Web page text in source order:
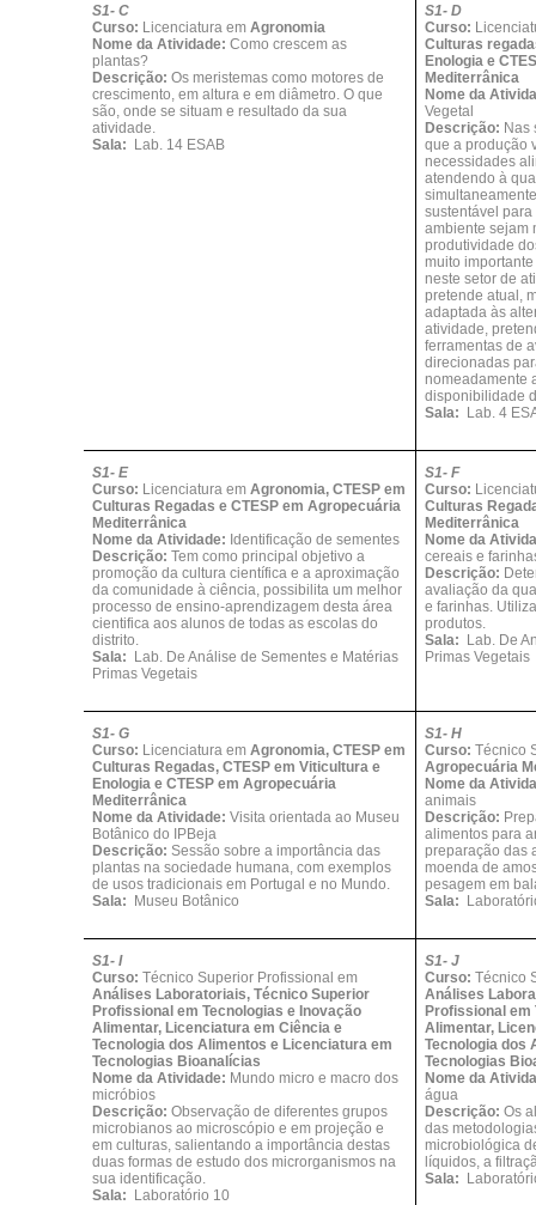
S1- C
Curso: Licenciatura emAgronomia
Nome da Atividade: Como crescem as
plantas?
Descrição: Os meristemas como motores de
crescimento, em altura e em diâmetro. O que
são, onde se situam e resultado da sua
atividade.
Sala:
Lab. 14 ESAB
S1- D
Curso:
Culturas
Enologia e
Mediterrânica
Nome da
Vegetal
Descrição: Nas
que a produção
necessidades
atendendo à
sustentável
ambiente sejam
produtividade
muito
neste setor de
pretende atual,
adaptada às
atividade,
ferramentas de
direcionadas
nomeadamente
disponibilidade
Sala:
Lab. 4
S1- E
Curso: Licenciatura emAgronomia, CTESP em
Culturas Regadas e CTESP em Agropecuária
Mediterrânica
Nome da Atividade: Identificação de sementes
Descrição: Tem como principal objetivo a
promoção da cultura científica e a aproximação
da comunidade à ciência, possibilita um melhor
processo de ensino-aprendizagem desta área
cientifica aos alunos de todas as escolas do
distrito.
Sala:
Lab. De Análise de Sementes e Matérias
Primas Vegetais
S1- F
Curso:
Culturas
Mediterrânica
Nome da
cereais e
Descrição:
avaliação da
e farinhas.
produtos.
Sala:
Lab. De
Primas Vegetais
S1- G
Curso: Licenciatura emAgronomia, CTESP em
Culturas Regadas, CTESP em Viticultura e
Enologia e CTESP em Agropecuária
Mediterrânica
Nome da Atividade: Visita orientada ao Museu
Botânico do IPBeja
Descrição: Sessão sobre a importância das
plantas na sociedade humana, com exemplos
de usos tradicionais em Portugal e no Mundo.
Sala:
Museu Botânico
S1- H
Curso:Técnico
Agropecuária
Nome da
animais
Descrição:
alimentos para
preparação das
moenda de
pesagem em
Sala:
S1- I
Curso:Técnico Superior Profissional em
Análises Laboratoriais, Técnico Superior
Profissional em Tecnologias e Inovação
Alimentar, Licenciatura em Ciência e
Tecnologia dos Alimentos e Licenciatura em
Tecnologias Bioanalícias
Nome da Atividade: Mundo micro e macro dos
micróbios
Descrição: Observação de diferentes grupos
microbianos ao microscópio e em projeção e
em culturas, salientando a importância destas
duas formas de estudo dos microrganismos na
sua identificação.
Sala:
Laboratório 10
S1- J
Curso:Técnico
Análises
Profissional em
Alimentar,
Tecnologia dos
Tecnologias
Nome da
água
Descrição: Os
das
microbiológica
líquidos, a
Sala: